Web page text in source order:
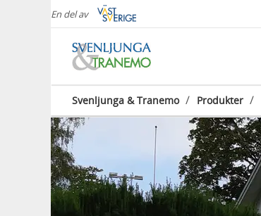
En del av
Svenljunga & Tranemo / Produkter /